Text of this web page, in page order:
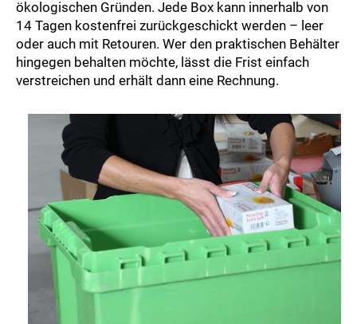
ökologischen Gründen. Jede Box kann innerhalb von
14 Tagen kostenfrei zurückgeschickt werden – leer
oder auch mit Retouren. Wer den praktischen Behälter
hingegen behalten möchte, lässt die Frist einfach
verstreichen und erhält dann eine Rechnung.